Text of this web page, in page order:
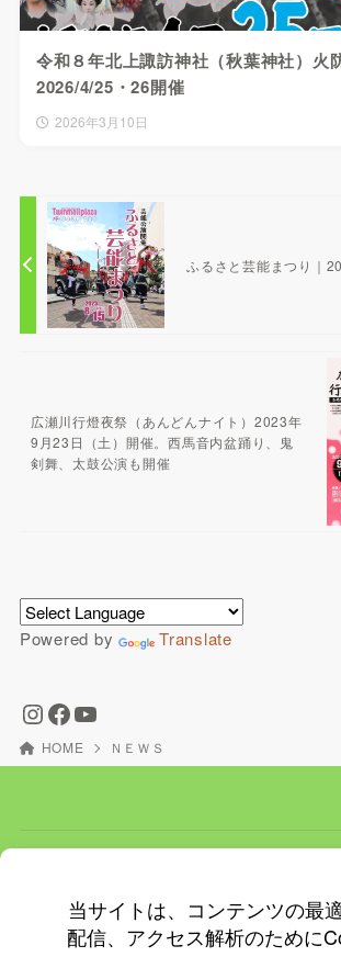
令和８年北上諏訪神社（秋葉神社）火
2026/4/25・26開催
2026年3月10日
ふるさと芸能まつり｜
広瀬川行燈夜祭（あんどんナイト）2023年
9月23日（土）開催。西馬音内盆踊り、鬼
剣舞、太鼓公演も開催
Powered by Translate
HOME ＮＥＷＳ
ＮＥＷＳ